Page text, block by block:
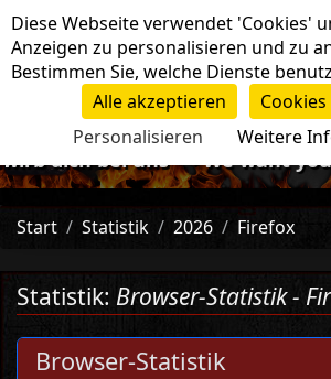
Navigation
dich bei uns -=>We want
Start Statistik 2026 Firefox
Statistik: Browser-Statistik -
Browser-Statistik
Cookie-Einstellungen
Diese Webseite verwendet 'Cookies'
Anzeigen zu personalisieren und zu
Bestimmen Sie, welche Dienste
Alle akzeptieren
Personalisieren
Weitere